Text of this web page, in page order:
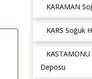
KARAMAN
KARS Soğuk
KASTAMONU
Deposu